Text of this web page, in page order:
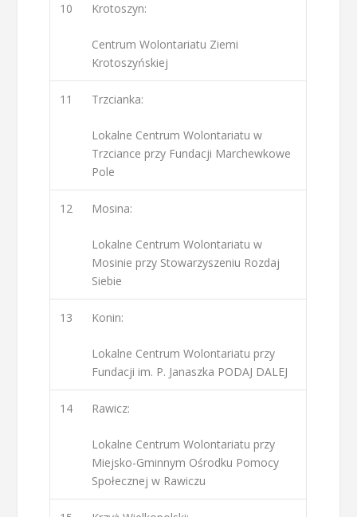
10 Krotoszyn:
Centrum Wolontariatu Ziemi
Krotoszyńskiej
11 Trzcianka:
Lokalne Centrum Wolontariatu w
Trzciance przy Fundacji Marchewkowe
Pole
12 Mosina:
Lokalne Centrum Wolontariatu w
Mosinie przy Stowarzyszeniu Rozdaj
Siebie
13 Konin:
Lokalne Centrum Wolontariatu przy
Fundacji im. P. Janaszka PODAJ DALEJ
14 Rawicz:
Lokalne Centrum Wolontariatu przy
Miejsko-Gminnym Ośrodku Pomocy
Społecznej w Rawiczu